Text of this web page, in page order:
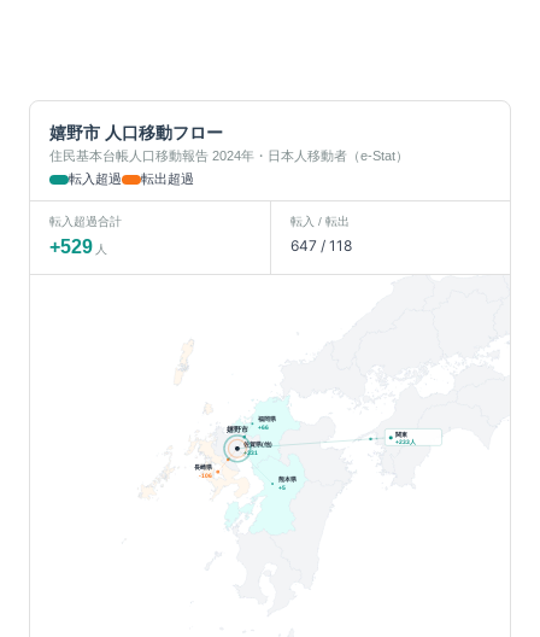
嬉野市 人口移動フロー
住民基本台帳人口移動報告 2024年・日本人移動者（e-Stat）
転入超過
転出超過
転入超過合計
+529 人
転入 / 転出
647 / 118
佐賀県(他)
+331
福岡県
+66
熊本県
+5
長崎県
-106
嬉野市
関東
+233人